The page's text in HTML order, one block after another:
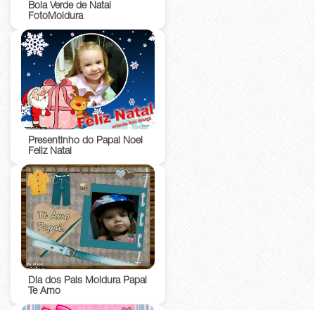
Bola Verde de Natal
FotoMoldura
Presentinho do Papai Noel
Feliz Natal
Dia dos Pais Moldura Papai
Te Amo